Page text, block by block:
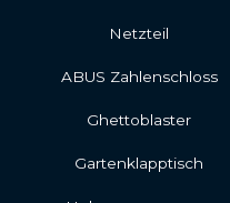
Netzteil
ABUS Zahlenschloss
Ghettoblaster
Gartenklapptisch